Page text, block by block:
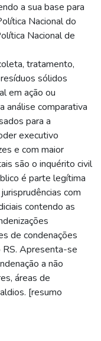
a sua base para
Nacional do
Nacional de
tratamento,
sólidos
em ação ou
análise comparativa
para a
executivo
e com maior
são o inquérito civil
é parte legítima
com
contendo as
de condenações
RS. Apresenta-se
a não
áreas de
[resumo